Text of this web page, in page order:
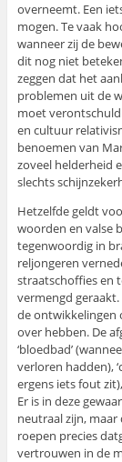
overneemt. Een
mogen. Te vaak
wanneer zij de
dit nog niet
zeggen dat het
problemen uit de
moet
en cultuur
benoemen van
zoveel helderheid
slechts
Hetzelfde geldt
woorden en valse
tegenwoordig in
reljongeren
straatschoffies en
vermengd
de ontwikkelingen
over hebben. De
‘bloedbad’
verloren hadden),
ergens iets fout
Er is in deze
neutraal zijn,
roepen precies
vertrouwen in de